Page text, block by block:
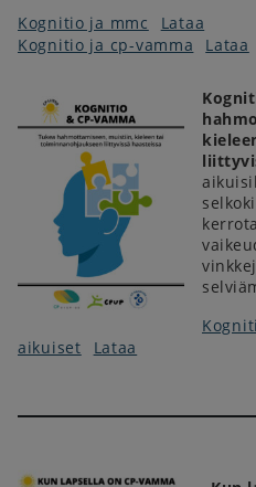
Kognitio ja mmc
Lataa
Kognitio ja cp-vamma
Lataa
aikuiset
Lataa